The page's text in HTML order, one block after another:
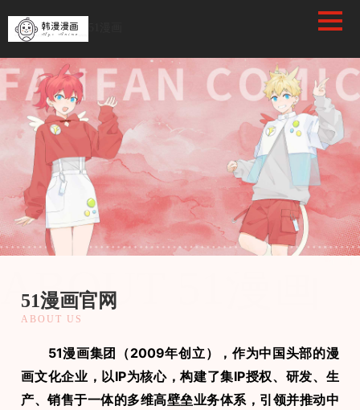
51漫画
ABOUT 51漫画
51漫画官网
ABOUT US
51漫画集团（2009年创立），作为中国头部的漫
画文化企业，以IP为核心，构建了集IP授权、研发、生
产、销售于一体的多维高壁垒业务体系，引领并推动中